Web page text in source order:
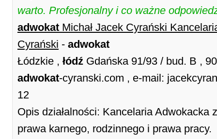
warto. Profesjonalny i co ważne
adwokat Michał Jacek Cyrański
Cyrański - adwokat
Łódzkie , łódź Gdańska 91/93 / bud. B ,
adwokat-cyranski.com , e-mail:
12
Opis działalności: Kancelaria Adwokacka
prawa karnego, rodzinnego i prawa pracy.